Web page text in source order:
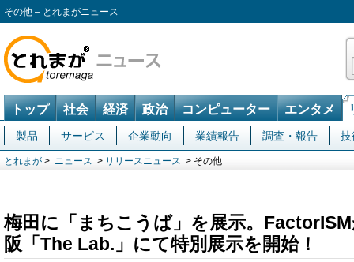
その他 – とれまがニュース
トップ 社会 経済 政治 コンピューター エンタメ
製品 サービス 企業動向 業績報告 調査・報告 技
とれまが > ニュース > リリースニュース > その他
梅田に「まちこうば」を展示。
阪「The Lab.」にて特別展示を開始！